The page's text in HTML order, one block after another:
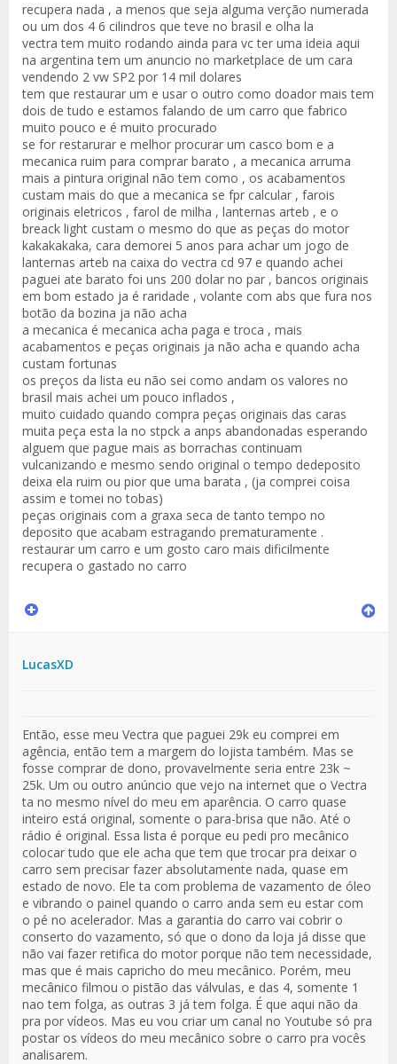
recupera nada , a menos que seja alguma verção numerada
ou um dos 4 6 cilindros que teve no brasil e olha la
vectra tem muito rodando ainda para vc ter uma ideia aqui
na argentina tem um anuncio no marketplace de um cara
vendendo 2 vw SP2 por 14 mil dolares
tem que restaurar um e usar o outro como doador mais tem
dois de tudo e estamos falando de um carro que fabrico
muito pouco e é muito procurado
se for restarurar e melhor procurar um casco bom e a
mecanica ruim para comprar barato , a mecanica arruma
mais a pintura original não tem como , os acabamentos
custam mais do que a mecanica se fpr calcular , farois
originais eletricos , farol de milha , lanternas arteb , e o
breack light custam o mesmo do que as peças do motor
kakakakaka, cara demorei 5 anos para achar um jogo de
lanternas arteb na caixa do vectra cd 97 e quando achei
paguei ate barato foi uns 200 dolar no par , bancos originais
em bom estado ja é raridade , volante com abs que fura nos
botão da bozina ja não acha
a mecanica é mecanica acha paga e troca , mais
acabamentos e peças originais ja não acha e quando acha
custam fortunas
os preços da lista eu não sei como andam os valores no
brasil mais achei um pouco inflados ,
muito cuidado quando compra peças originais das caras
muita peça esta la no stpck a anps abandonadas esperando
alguem que pague mais as borrachas continuam
vulcanizando e mesmo sendo original o tempo dedeposito
deixa ela ruim ou pior que uma barata , (ja comprei coisa
assim e tomei no tobas)
peças originais com a graxa seca de tanto tempo no
deposito que acabam estragando prematuramente .
restaurar um carro e um gosto caro mais dificilmente
recupera o gastado no carro
LucasXD
Então, esse meu Vectra que paguei 29k eu comprei em
agência, então tem a margem do lojista também. Mas se
fosse comprar de dono, provavelmente seria entre 23k ~
25k. Um ou outro anúncio que vejo na internet que o Vectra
ta no mesmo nível do meu em aparência. O carro quase
inteiro está original, somente o para-brisa que não. Até o
rádio é original. Essa lista é porque eu pedi pro mecânico
colocar tudo que ele acha que tem que trocar pra deixar o
carro sem precisar fazer absolutamente nada, quase em
estado de novo. Ele ta com problema de vazamento de óleo
e vibrando o painel quando o carro anda sem eu estar com
o pé no acelerador. Mas a garantia do carro vai cobrir o
conserto do vazamento, só que o dono da loja já disse que
não vai fazer retifica do motor porque não tem necessidade,
mas que é mais capricho do meu mecânico. Porém, meu
mecânico filmou o pistão das válvulas, e das 4, somente 1
nao tem folga, as outras 3 já tem folga. É que aqui não da
pra por vídeos. Mas eu vou criar um canal no Youtube só pra
postar os vídeos do meu mecânico sobre o carro pra vocês
analisarem.